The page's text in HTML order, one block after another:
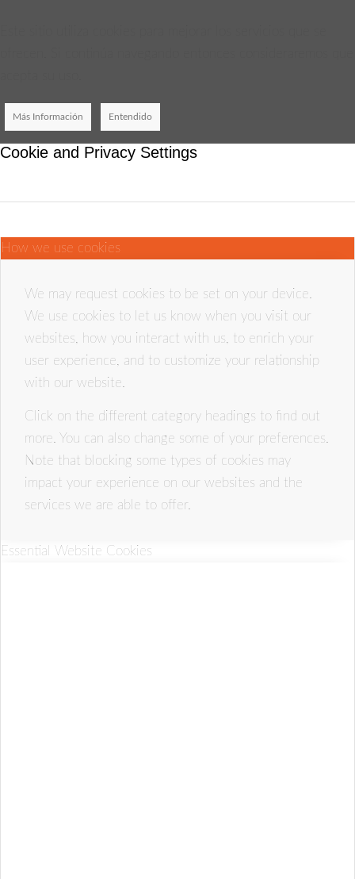
Más Información Entendido
Cookie and Privacy Settings
How we use cookies
We may request cookies to be set on your device.
We use cookies to let us know when you visit our
websites, how you interact with us, to enrich your
user experience, and to customize your relationship
with our website.
Click on the different category headings to find out
more. You can also change some of your preferences.
Note that blocking some types of cookies may
impact your experience on our websites and the
services we are able to offer.
Essential Website Cookies